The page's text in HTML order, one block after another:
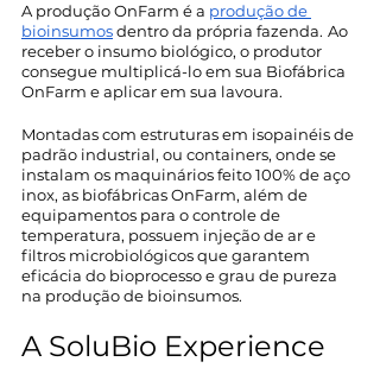
A produção OnFarm é a produção de
bioinsumos dentro da própria fazenda. Ao
receber o insumo biológico, o produtor
consegue multiplicá-lo em sua Biofábrica
OnFarm e aplicar em sua lavoura.
Montadas com estruturas em isopainéis de
padrão industrial, ou containers, onde se
instalam os maquinários feito 100% de aço
inox, as biofábricas OnFarm, além de
equipamentos para o controle de
temperatura, possuem injeção de ar e
filtros microbiológicos que garantem
eficácia do bioprocesso e grau de pureza
na produção de bioinsumos.
A SoluBio Experience